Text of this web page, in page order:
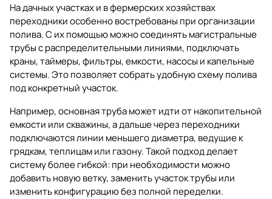
На дачных участках и в фермерских хозяйствах
переходники особенно востребованы при организации
полива. С их помощью можно соединять магистральные
трубы с распределительными линиями, подключать
краны, таймеры, фильтры, емкости, насосы и капельные
системы. Это позволяет собрать удобную схему полива
под конкретный участок.
Например, основная труба может идти от накопительной
емкости или скважины, а дальше через переходники
подключаются линии меньшего диаметра, ведущие к
грядкам, теплицам или газону. Такой подход делает
систему более гибкой: при необходимости можно
добавить новую ветку, заменить участок трубы или
изменить конфигурацию без полной переделки.